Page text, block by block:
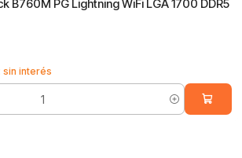
B760M PG Lightning WiFi LGA 1700 DDR5
sin interés